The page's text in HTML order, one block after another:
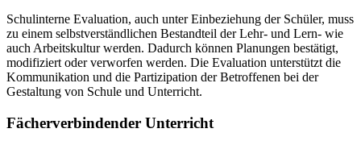
Schulinterne Evaluation, auch unter Einbeziehung der Schüler, muss
zu einem selbstverständlichen Bestandteil der Lehr- und Lern- wie
auch Arbeitskultur werden. Dadurch können Planungen bestätigt,
modifiziert oder verworfen werden. Die Evaluation unterstützt die
Kommunikation und die Partizipation der Betroffenen bei der
Gestaltung von Schule und Unterricht.
Fächerverbindender Unterricht